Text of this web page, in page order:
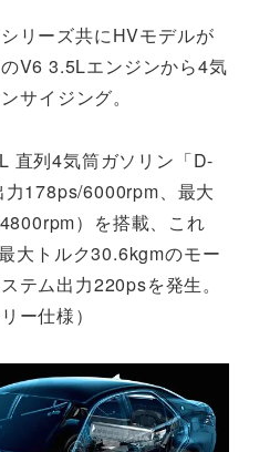
リーズ共にHVモデルが
V6 3.5Lエンジンから4気
サイジング。
直列4気筒ガソリン「D-
178ps/6000rpm、最大
）を搭載、これ
大トルク30.6kgmのモー
テム出力220psを発生。
ー仕様）